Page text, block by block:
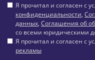
Я прочитал и согласен с
конфиденциальности,
данных, Соглашения об
со всеми юридическими
Я прочитал и согласен с
рекламы